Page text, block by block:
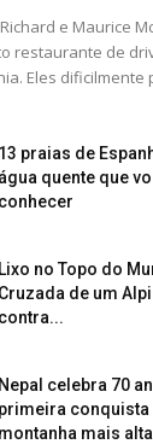
e Maurice
restaurante de
Eles dificilmente
13 praias de
água quente que
conhecer
Lixo no Topo do
Cruzada de um
contra...
Nepal celebra 70
primeira conquista
montanha mais